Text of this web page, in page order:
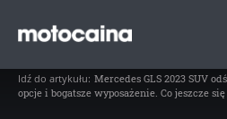
Mercedes GLS 2023 po liftingu
producenta - zdjęcie 16
Idź do artykułu: Mercedes GLS 2023 SUV
opcje i bogatsze wyposażenie. Co jeszcze